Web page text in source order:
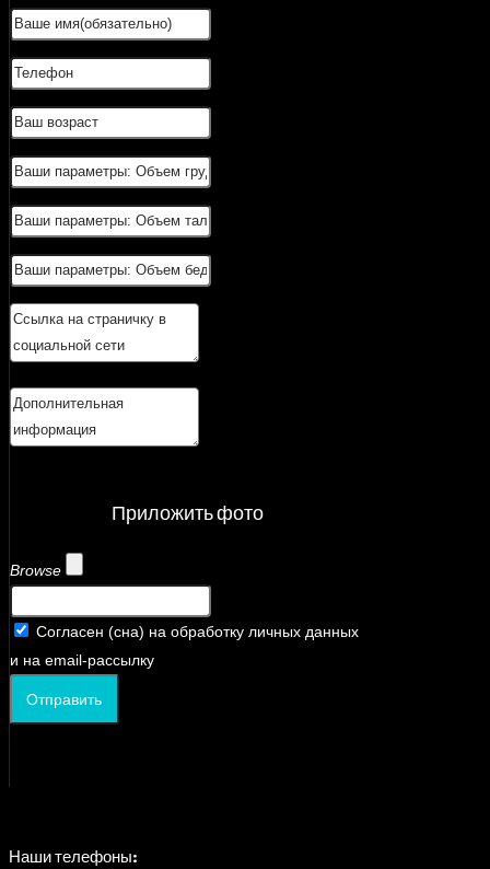
Приложить фото
Browse
Согласен (сна) на обработку личных данных
и на email-рассылку
Отправить
Наши телефоны: